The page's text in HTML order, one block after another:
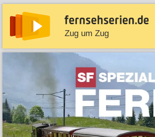
Zug um Zug
News Entdecken Streaming